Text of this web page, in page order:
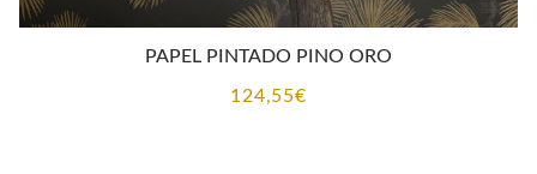
PAPEL PINTADO PINO ORO
124,55€